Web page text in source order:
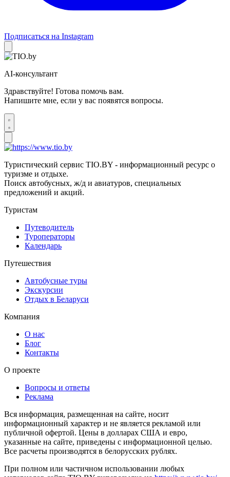
Подписаться на Instagram
AI-консультант
Здравствуйте! Готова помочь вам.
Напишите мне, если у вас появятся вопросы.
Туристический сервис TIO.BY - информационный ресурс о
туризме и отдыхе.
Поиск автобусных, ж/д и авиатуров, специальных
предложений и акций.
Туристам
Путеводитель
Туроператоры
Календарь
Путешествия
Автобусные туры
Экскурсии
Отдых в Беларуси
Компания
О нас
Блог
Контакты
О проекте
Вопросы и ответы
Реклама
Вся информация, размещенная на сайте, носит
информационный характер и не является рекламой или
публичной офертой. Цены в долларах США и евро,
указанные на сайте, приведены с информационной целью.
Все расчеты производятся в белорусских рублях.
При полном или частичном использовании любых